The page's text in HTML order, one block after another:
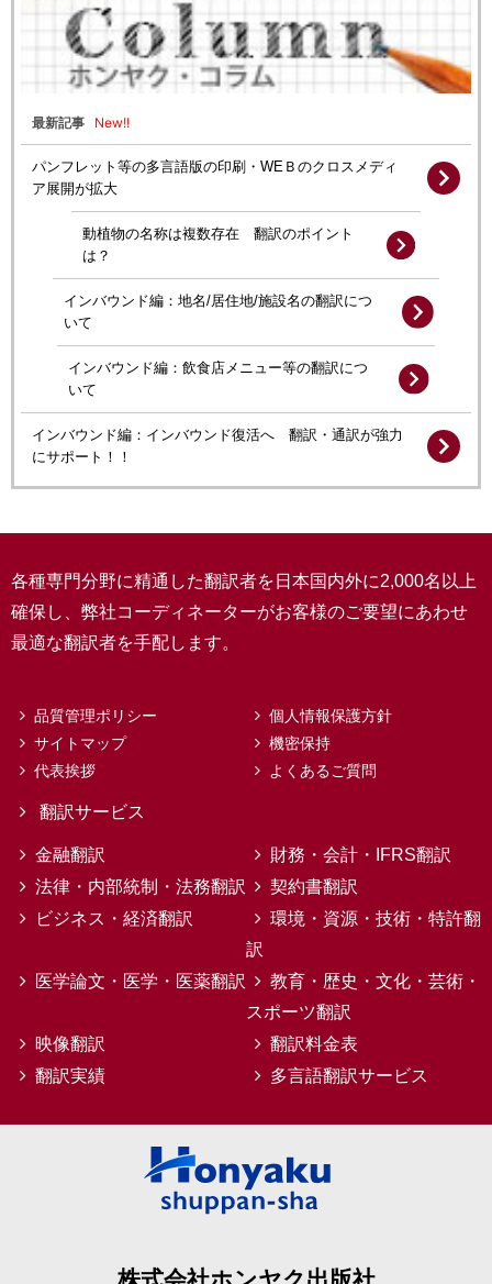
最新記事 New!!
パンフレット等の多言語版の印刷・WEＢのクロスメディ
ア展開が拡大
動植物の名称は複数存在 翻訳のポイント
は？
インバウンド編：地名/居住地/施設名の翻訳につ
いて
インバウンド編：飲食店メニュー等の翻訳につ
いて
インバウンド編：インバウンド復活へ 翻訳・通訳が強力
にサポート！！
各種専門分野に精通した翻訳者を日本国内外に2,000名以上
確保し、弊社コーディネーターがお客様のご要望にあわせ
最適な翻訳者を手配します。
品質管理ポリシー
サイトマップ
代表挨拶
個人情報保護方針
機密保持
よくあるご質問
翻訳サービス
金融翻訳
財務・会計・IFRS翻訳
法律・内部統制・法務翻訳
契約書翻訳
ビジネス・経済翻訳
環境・資源・技術・特許翻
訳
医学論文・医学・医薬翻訳
教育・歴史・文化・芸術・
スポーツ翻訳
映像翻訳
翻訳料金表
翻訳実績
多言語翻訳サービス